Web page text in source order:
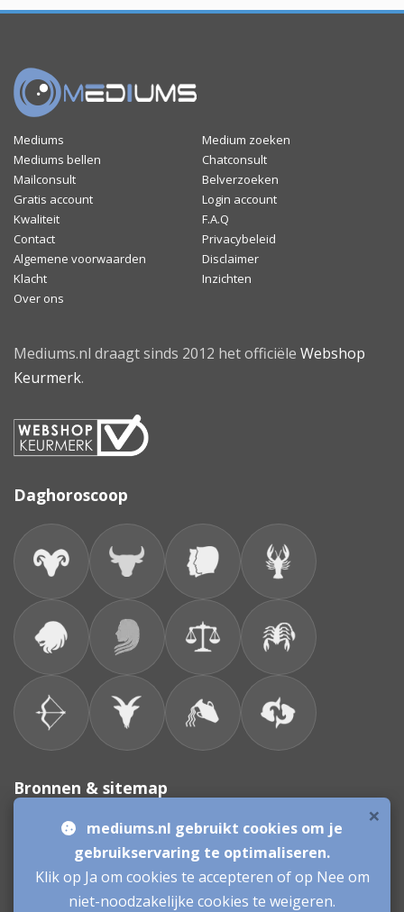
Mediums
Medium zoeken
Mediums bellen
Chatconsult
Mailconsult
Belverzoeken
Gratis account
Login account
Kwaliteit
F.A.Q
Contact
Privacybeleid
Algemene voorwaarden
Disclaimer
Klacht
Inzichten
Over ons
Mediums.nl draagt sinds 2012 het officiële Webshop
Keurmerk.
Daghoroscoop
Bronnen & sitemap
Consulenten
Vacatures Mediums
Werken als Medium
Inloggen als Medium
×
mediums.nl gebruikt cookies om je
gebruikservaring te optimaliseren.
Klik op Ja om cookies te accepteren of op Nee om
niet-noodzakelijke cookies te weigeren.